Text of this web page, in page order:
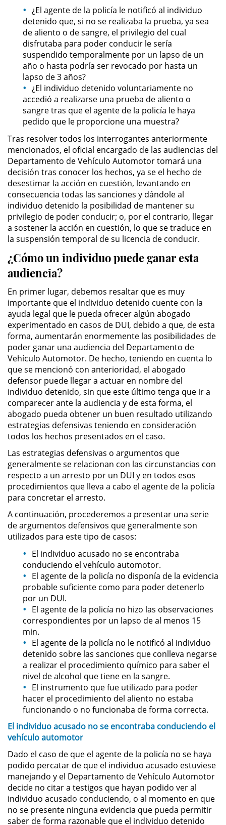
Petición Aceptada
Proyecto de Ley del Senado 439
Sello de Registros de Menores
Tutela de los Tribunales
Tribunal de Delincuencia Juvenil
Delitos Sexuales
Actos Lascivos con un Menor
Agresión Sexual
Conducta Lasciva
Copulación Oral Forzada
Estupro
Merodear Para Cometer
Prostitución
Molestar a un Niño Menor de 18
Años
Penetración Sexual Forzada
Pornografía Infantil
Prostitución y Solicitación
Delitos Violentos
Aumento de Sentencia para
Pandillas
Disuadir a un Testigo
Homicidio
Homicidio Involuntario
Homicidio Voluntario
Secuestro
DUI
Audiencia Administrativa del
DMV
Cuarta Ofensa de DUI
Conducción Imprudente con
Presencia de Alcohol
Conducción Imprudente sin la
Presencia del Alcohol
DUI Causando Lesiones
DUI en Menores de Edad
¿El agente de la policía le notificó al individuo
detenido que, si no se realizaba la prueba, ya sea
de aliento o de sangre, el privilegio del cual
disfrutaba para poder conducir le sería
suspendido temporalmente por un lapso de un
año o hasta podría ser revocado por hasta un
lapso de 3 años?
¿El individuo detenido voluntariamente no
accedió a realizarse una prueba de aliento o
sangre tras que el agente de la policía le haya
pedido que le proporcione una muestra?
Tras resolver todos los interrogantes anteriormente
mencionados, el oficial encargado de las audiencias del
Departamento de Vehículo Automotor tomará una
decisión tras conocer los hechos, ya se el hecho de
desestimar la acción en cuestión, levantando en
consecuencia todas las sanciones y dándole al
individuo detenido la posibilidad de mantener su
privilegio de poder conducir; o, por el contrario, llegar
a sostener la acción en cuestión, lo que se traduce en
la suspensión temporal de su licencia de conducir.
¿Cómo un individuo puede ganar esta
audiencia?
En primer lugar, debemos resaltar que es muy
importante que el individuo detenido cuente con la
ayuda legal que le pueda ofrecer algún abogado
experimentado en casos de DUI, debido a que, de esta
forma, aumentarán enormemente las posibilidades de
poder ganar una audiencia del Departamento de
Vehículo Automotor. De hecho, teniendo en cuenta lo
que se mencionó con anterioridad, el abogado
defensor puede llegar a actuar en nombre del
individuo detenido, sin que este último tenga que ir a
comparecer ante la audiencia y de esta forma, el
abogado pueda obtener un buen resultado utilizando
estrategias defensivas teniendo en consideración
todos los hechos presentados en el caso.
Las estrategias defensivas o argumentos que
generalmente se relacionan con las circunstancias con
respecto a un arresto por un DUI y en todos esos
procedimientos que lleva a cabo el agente de la policía
para concretar el arresto.
A continuación, procederemos a presentar una serie
de argumentos defensivos que generalmente son
utilizados para este tipo de casos:
El individuo acusado no se encontraba
conduciendo el vehículo automotor.
El agente de la policía no disponía de la evidencia
probable suficiente como para poder detenerlo
por un DUI.
El agente de la policía no hizo las observaciones
correspondientes por un lapso de al menos 15
min.
El agente de la policía no le notificó al individuo
detenido sobre las sanciones que conlleva negarse
a realizar el procedimiento químico para saber el
nivel de alcohol que tiene en la sangre.
El instrumento que fue utilizado para poder
hacer el procedimiento del aliento no estaba
funcionando o no funcionaba de forma correcta.
El individuo acusado no se encontraba conduciendo el
vehículo automotor
Dado el caso de que el agente de la policía no se haya
podido percatar de que el individuo acusado estuviese
manejando y el Departamento de Vehículo Automotor
decide no citar a testigos que hayan podido ver al
individuo acusado conduciendo, o al momento en que
no se presente ninguna evidencia que pueda permitir
saber de forma razonable que el individuo detenido